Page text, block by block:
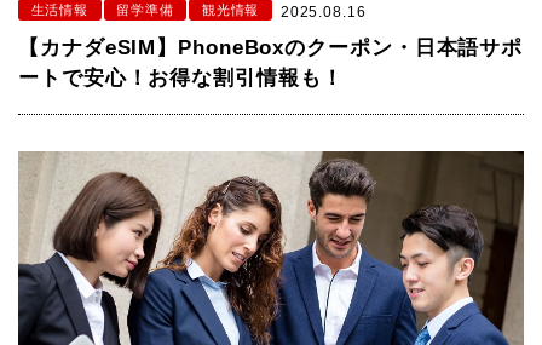
生活情報 留学準備 観光情報 2025.08.16
【カナダeSIM】PhoneBoxのクーポン・日本語サポ
ートで安心！お得な割引情報も！